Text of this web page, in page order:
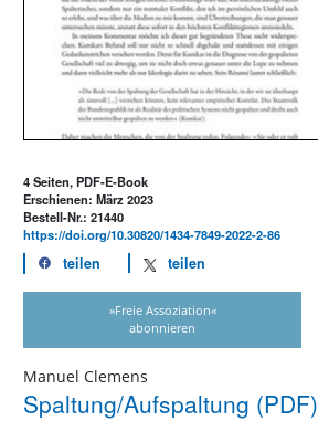
4 Seiten, PDF-E-Book
Erschienen: März 2023
Bestell-Nr.: 21440
https://doi.org/10.30820/1434-7849-2022-2-86
teilen teilen
»Freie Assoziation«
abonnieren
Manuel Clemens
Spaltung/Aufspaltung (PDF)